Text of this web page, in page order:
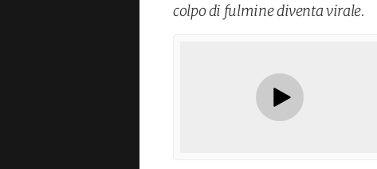
colpo di fulmine diventa virale.